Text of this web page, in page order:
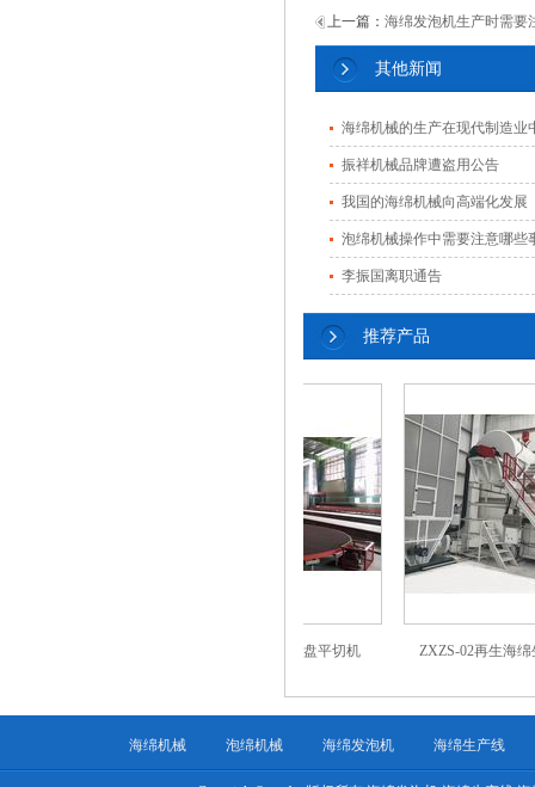
上一篇： 海绵发泡机生产时需要
其他新闻
海绵机械的生产在现代制造业
振祥机械品牌遭盗用公告
我国的海绵机械向高端化发展
泡绵机械操作中需要注意哪些
李振国离职通告
推荐产品
ZXYP-60/70/100海绵圆盘平切机 ZXZS-02再生海绵生
海绵机械 泡绵机械 海绵发泡机 海绵生产线